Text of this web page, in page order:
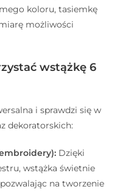
koloru, tasiemkę
możliwości
wstążkę 6
i sprawdzi się w
dekoratorskich:
Dzięki
wstążka świetnie
na tworzenie